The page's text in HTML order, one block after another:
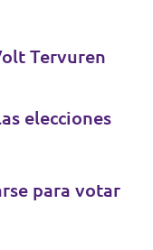
Tervuren
elecciones
para votar